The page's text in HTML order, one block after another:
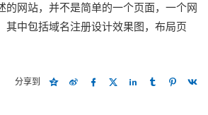
的网站，并不是简单的一个页面，一个网
其中包括域名注册设计效果图，布局页
分享到